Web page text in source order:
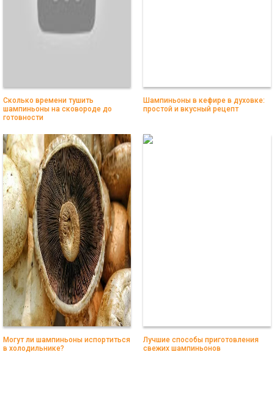
Сколько времени тушить
шампиньоны на сковороде до
готовности
Шампиньоны в кефире в духовке:
простой и вкусный рецепт
Могут ли шампиньоны испортиться
в холодильнике?
Лучшие способы приготовления
свежих шампиньонов